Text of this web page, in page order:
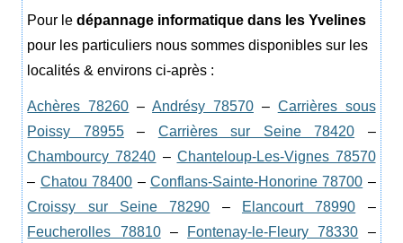
Pour ledépannage informatique dans les Yvelines
pour les particuliers nous sommes disponibles sur les
localités & environs ci-après :
Achères 78260 –Andrésy 78570– Carrières sous
Poissy 78955– Carrières sur Seine 78420 –
Chambourcy 78240 – Chanteloup-Les-Vignes 78570
– Chatou 78400 – Conflans-Sainte-Honorine 78700 –
Croissy sur Seine 78290 – Elancourt 78990 –
Feucherolles 78810– Fontenay-le-Fleury 78330 –